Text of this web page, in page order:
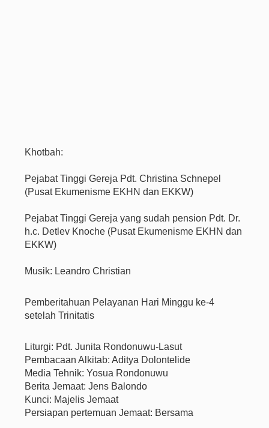
Khotbah:
Pejabat Tinggi Gereja Pdt. Christina Schnepel
(Pusat Ekumenisme EKHN dan EKKW)
Pejabat Tinggi Gereja yang sudah pension Pdt. Dr.
h.c. Detlev Knoche (Pusat Ekumenisme EKHN dan
EKKW)
Musik: Leandro Christian
Pemberitahuan Pelayanan Hari Minggu ke-4
setelah Trinitatis
Liturgi: Pdt. Junita Rondonuwu-Lasut
Pembacaan Alkitab: Aditya Dolontelide
Media Tehnik: Yosua Rondonuwu
Berita Jemaat: Jens Balondo
Kunci: Majelis Jemaat
Persiapan pertemuan Jemaat: Bersama